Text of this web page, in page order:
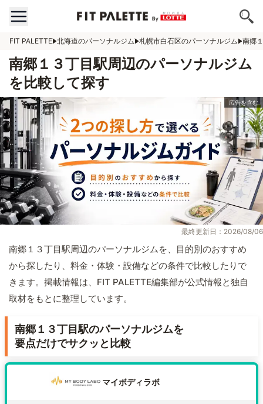
FIT PALETTE 北海道のパーソナルジム 札幌市白石区のパーソナルジム 南郷
南郷１３丁目駅周辺のパーソナルジム
を比較して探す
最終更新日：2026/08/06
南郷１３丁目駅周辺のパーソナルジムを、目的別のおすすめ
から探したり、料金・体験・設備などの条件で比較したりで
きます。掲載情報は、FIT PALETTE編集部が公式情報と独自
取材をもとに整理しています。
南郷１３丁目駅のパーソナルジムを
要点だけでサクッと比較
マイボディラボ